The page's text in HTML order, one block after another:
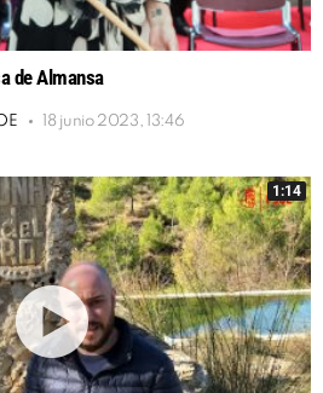
de Almansa
18 junio 2023, 13:46
1:14